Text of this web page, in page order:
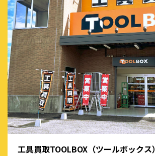
工具買取TOOLBOX（ツールボックス）